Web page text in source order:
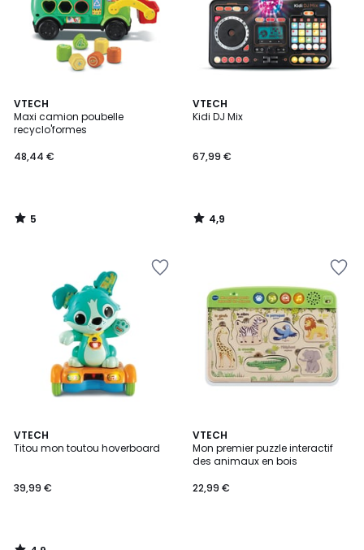
VTECH
Maxi camion poubelle
recyclo'formes
48,44 €
5
/
5
5
/
VTECH
Kidi DJ Mix
67,99 €
4,9
/ 5
4,9
/
VTECH
Titou mon toutou hoverboard
39,99 €
4,9
/ 5
VTECH
Mon premier puzzle interactif
des animaux en bois
22,99 €